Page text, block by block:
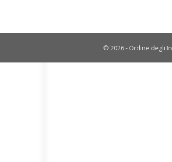
© 2026 - Ordine degli